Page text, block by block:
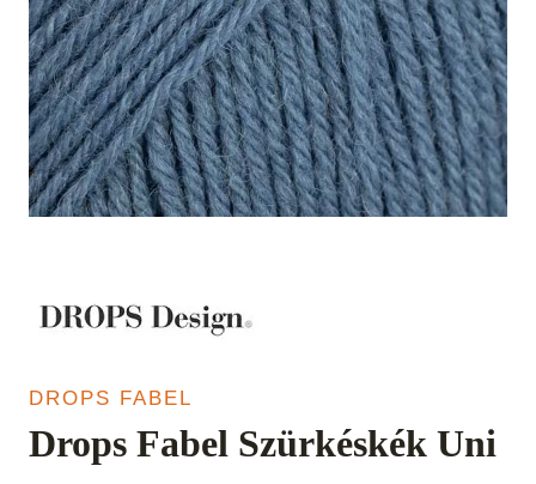
DROPS FABEL
Drops Fabel Szürkéskék Uni